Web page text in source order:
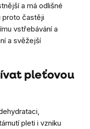
a má odlišné
proto častěji
vstřebávání a
a svěžejší
pleťovou
pleti i vzniku